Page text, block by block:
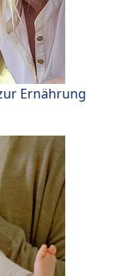
Ernährung